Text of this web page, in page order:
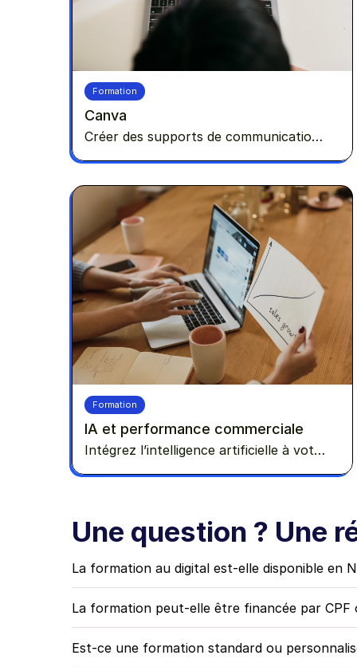
Formation
Canva
Créer des supports de communication
avec un outil de design graphique -
Formation
IA et performance commerciale
Intégrez l’intelligence artificielle à votre
cycle de vente pour mieux cibler vos
Une question ? Une
La formation au digital est-elle disponible en
La formation peut-elle être financée par CPF
Est-ce une formation standard ou